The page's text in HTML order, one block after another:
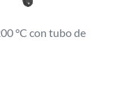
°C con tubo de